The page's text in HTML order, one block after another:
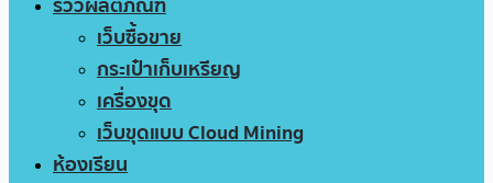
เว็บซื้อขาย
กระเป๋าเก็บเหรียญ
เครื่องขุด
เว็บขุดแบบ Cloud Mining
ห้องเรียน